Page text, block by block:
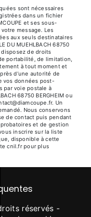
sont nécessaires
dans un fichier
et ses sous-
message. Les
aux seuls destinataires
DU MUEHLBACH 68750
disposez de droits
portabilité, de limitation,
à tout moment et
d’une autorité de
vos données post-
par voie postale à
68750 BERGHEIM ou
Un
Nous conservons
de contact puis pendant
et de gestion
inscrire sur la liste
disponible à cette
cnil.fr pour plus
réservés -